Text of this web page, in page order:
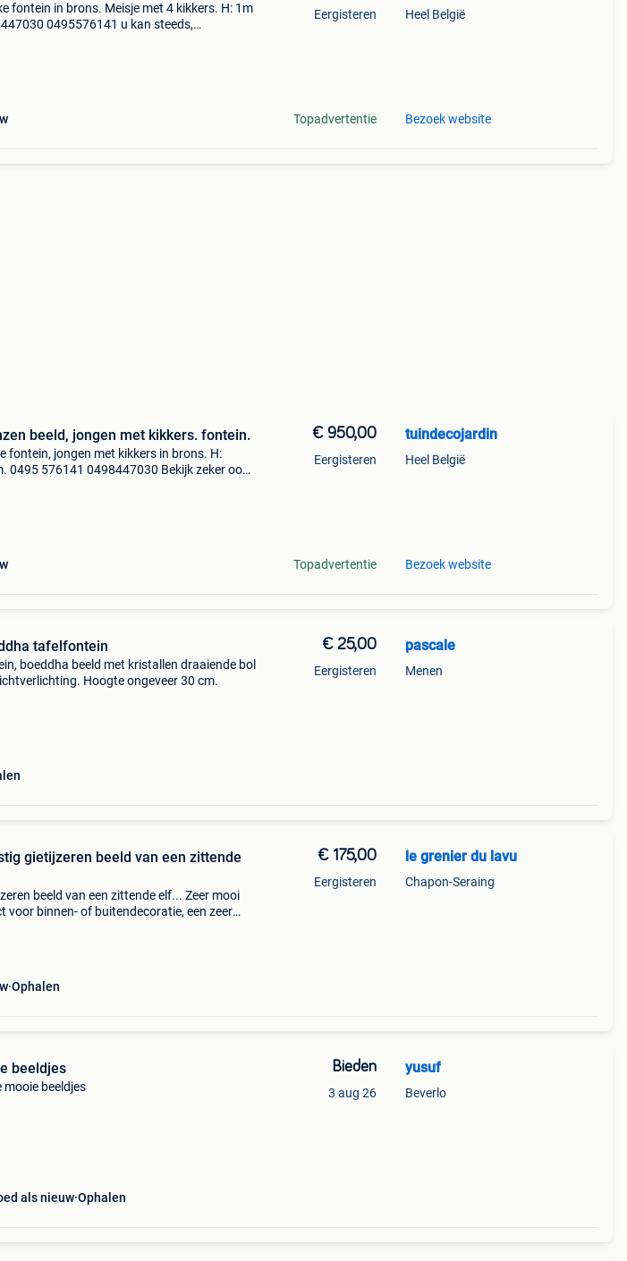
fontein in brons. Meisje met 4 kikkers. H: 1m
0495576141 u kan steeds,
Eergisteren
Topadvertentie
Heel België
Bezoek website
beeld, jongen met kikkers. fontein.
fontein, jongen met kikkers in brons. H:
0495 576141 0498447030 Bekijk zeker ook
€ 950,00
Eergisteren
Topadvertentie
tuindecojardin
Heel België
Bezoek website
tafelfontein
boeddha beeld met kristallen draaiende bol
Hoogte ongeveer 30 cm.
€ 25,00
Eergisteren
pascale
Menen
gietijzeren beeld van een zittende
beeld van een zittende elf... Zeer mooi
voor binnen- of buitendecoratie, een zeer
Ophalen
€ 175,00
Eergisteren
le grenier du lavu
Chapon-Seraing
beeldjes
mooie beeldjes
als nieuw Ophalen
Bieden
3 aug 26
yusuf
Beverlo